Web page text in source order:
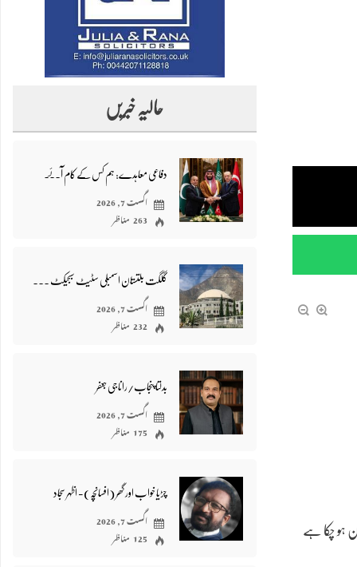
ہو چکا ہے
حالیہ خبریں
دفاعی معاہدے: ہم کس کے کام آئے، ہمارے کام کون آیا؟- محمد امین اسد
اگست 7, 2026
263 مناظر
اگست 7, 2026
232 مناظر
بدلتا پنجاب/رانا جی جعفر
اگست 7, 2026
175 مناظر
چڑیا خواب اور گھر (افسانچہ)- اظہر سجاد
اگست 7, 2026
125 مناظر